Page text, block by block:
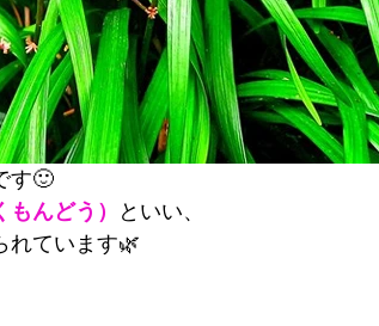
す🙂
んどう）
といい、
れています🌿